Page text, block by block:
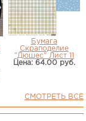
Бумага
Скраподелие
"Дюшес" Лист 11
Цена: 64.00 руб.
СМОТРЕТЬ ВСЕ